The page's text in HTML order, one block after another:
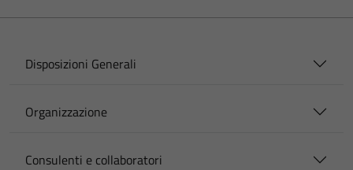
Disposizioni Generali
Organizzazione
Consulenti e collaboratori